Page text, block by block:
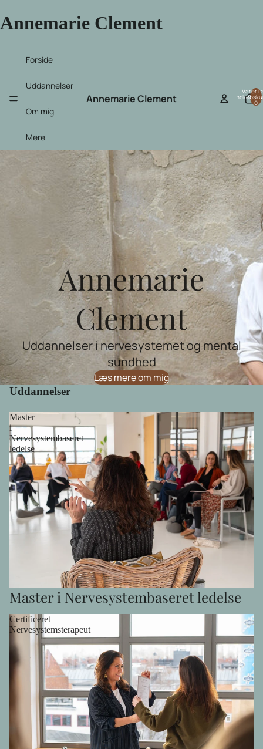
Annemarie Clement
Annemarie Clement
Forside
Uddannelser
Om mig
Mere
Varer i
0
Annemarie
Clement
Uddannelser i nervesystemet og mental
sundhed
Læs mere om mig
Uddannelser
Master
i
Nervesystembaseret
ledelse
Master i Nervesystembaseret ledelse
Certificeret
Nervesystemsterapeut